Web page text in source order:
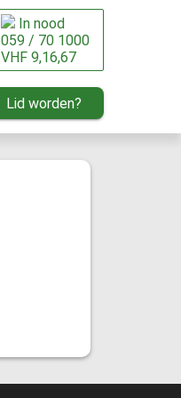
In nood
059 / 70 1000
VHF 9,16,67
Lid worden?